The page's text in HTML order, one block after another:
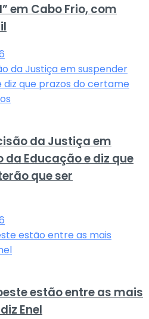
em Cabo Frio, com
da Justiça em
Educação e diz que
que ser
estão entre as mais
Enel